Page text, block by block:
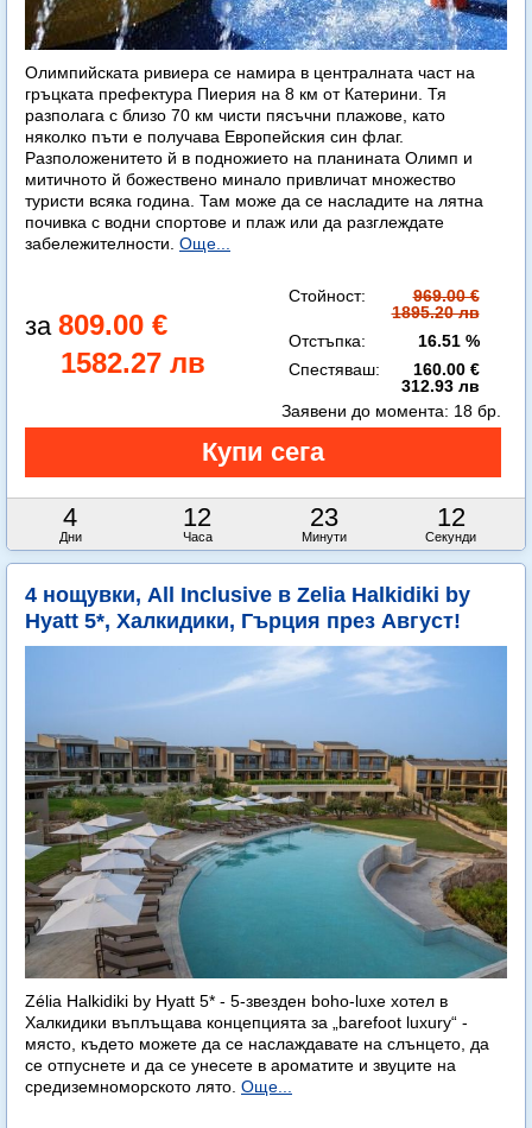
Олимпийската ривиера се намира в централната част на
гръцката префектура Пиерия на 8 км от Катерини. Тя
разполага с близо 70 км чисти пясъчни плажове, като
няколко пъти е получава Европейския син флаг.
Разположенитето й в подножието на планината Олимп и
митичното й божествено минало привличат множество
туристи всяка година. Там може да се насладите на лятна
почивка с водни спортове и плаж или да разглеждате
забележителности. Още...
809.00 €
1582.27 лв
Стойност:
969.00 €
1895.20 лв
Отстъпка:
16.51 %
Спестяваш:
160.00 €
312.93 лв
4
Дни
12
Часа
23
Минути
11
Секунди
Заявени до момента: 18 бр.
4 нощувки, All Inclusive в Zelia Halkidiki by
Hyatt 5*, Халкидики, Гърция през Август!
Zélia Halkidiki by Hyatt 5* - 5-звезден boho-luxe хотел в
Халкидики въплъщава концепцията за „barefoot luxury“ -
място, където можете да се наслаждавате на слънцето, да
се отпуснете и да се унесете в ароматите и звуците на
средиземноморското лято. Още...